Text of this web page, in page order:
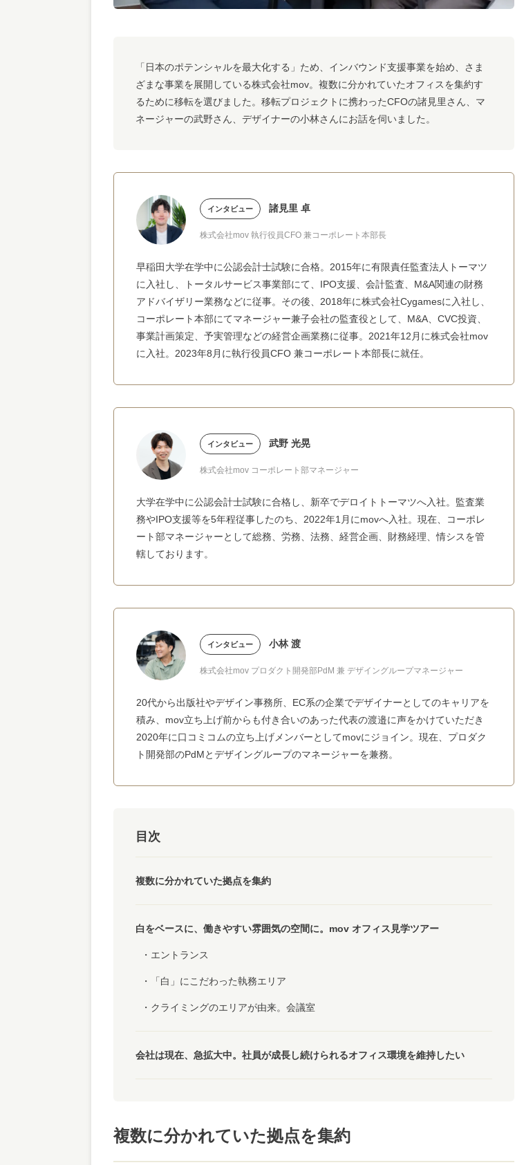
「日本のポテンシャルを最大化する」ため、インバウンド支援事業を始め、さま
ざまな事業を展開している株式会社mov。複数に分かれていたオフィスを集約す
るために移転を選びました。移転プロジェクトに携わったCFOの諸見里さん、マ
ネージャーの武野さん、デザイナーの小林さんにお話を伺いました。
インタビュー 諸見里 卓
株式会社mov 執行役員CFO 兼コーポレート本部長
早稲田大学在学中に公認会計士試験に合格。2015年に有限責任監査法人トーマツ
に入社し、トータルサービス事業部にて、IPO支援、会計監査、M&A関連の財務
アドバイザリー業務などに従事。その後、2018年に株式会社Cygamesに入社し、
コーポレート本部にてマネージャー兼子会社の監査役として、M&A、CVC投資、
事業計画策定、予実管理などの経営企画業務に従事。2021年12月に株式会社mov
に入社。2023年8月に執行役員CFO 兼コーポレート本部長に就任。
インタビュー 武野 光晃
株式会社mov コーポレート部マネージャー
大学在学中に公認会計士試験に合格し、新卒でデロイトトーマツへ入社。監査業
務やIPO支援等を5年程従事したのち、2022年1月にmovへ入社。現在、コーポレ
ート部マネージャーとして総務、労務、法務、経営企画、財務経理、情シスを管
轄しております。
インタビュー 小林 渡
株式会社mov プロダクト開発部PdM 兼 デザイングループマネージャー
20代から出版社やデザイン事務所、EC系の企業でデザイナーとしてのキャリアを
積み、mov立ち上げ前からも付き合いのあった代表の渡邉に声をかけていただき
2020年に口コミコムの立ち上げメンバーとしてmovにジョイン。現在、プロダク
ト開発部のPdMとデザイングループのマネージャーを兼務。
目次
複数に分かれていた拠点を集約
白をベースに、働きやすい雰囲気の空間に。mov オフィス見学ツアー
エントランス
「白」にこだわった執務エリア
クライミングのエリアが由来。会議室
会社は現在、急拡大中。社員が成長し続けられるオフィス環境を維持したい
複数に分かれていた拠点を集約